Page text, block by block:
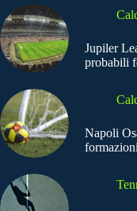
Jupiler
probabili
Napoli